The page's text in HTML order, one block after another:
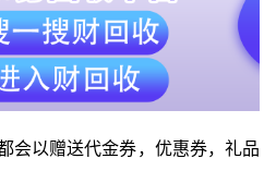
会以赠送代金券，优惠券，礼品